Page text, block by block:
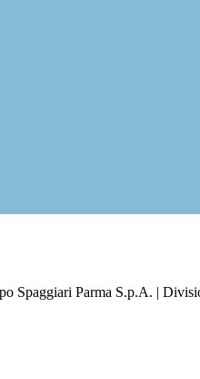
Spaggiari Parma S.p.A. |